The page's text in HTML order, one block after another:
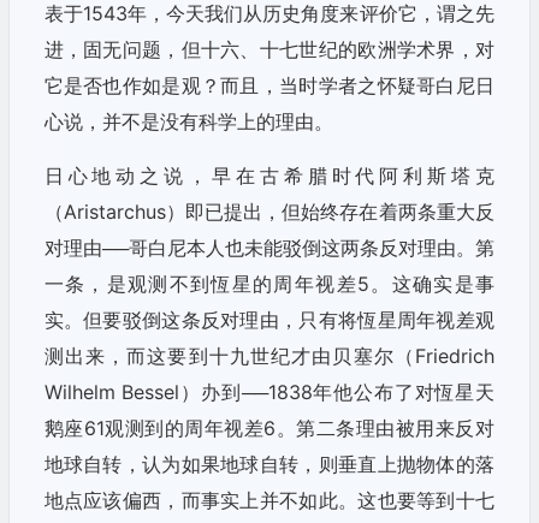
表于1543年，今天我们从历史角度来评价它，谓之先
进，固无问题，但十六、十七世纪的欧洲学术界，对
它是否也作如是观？而且，当时学者之怀疑哥白尼日
心说，并不是没有科学上的理由。
日心地动之说，早在古希腊时代阿利斯塔克
（Aristarchus）即已提出，但始终存在着两条重大反
对理由──哥白尼本人也未能驳倒这两条反对理由。第
一条，是观测不到恆星的周年视差5。这确实是事
实。但要驳倒这条反对理由，只有将恆星周年视差观
测出来，而这要到十九世纪才由贝塞尔（Friedrich
Wilhelm Bessel）办到──1838年他公布了对恆星天
鹅座61观测到的周年视差6。第二条理由被用来反对
地球自转，认为如果地球自转，则垂直上抛物体的落
地点应该偏西，而事实上并不如此。这也要等到十七